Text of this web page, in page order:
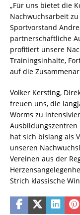
„Für uns bietet die
Nachwuchsarbeit
Sportvorstand
partnerschaftliche
profitiert unsere
Trainingsinhalte,
auf die
Volker Kersting,
freuen uns, die
Worms zu
hat sich bislang als
unseren
Vereinen aus der
Strich klassische